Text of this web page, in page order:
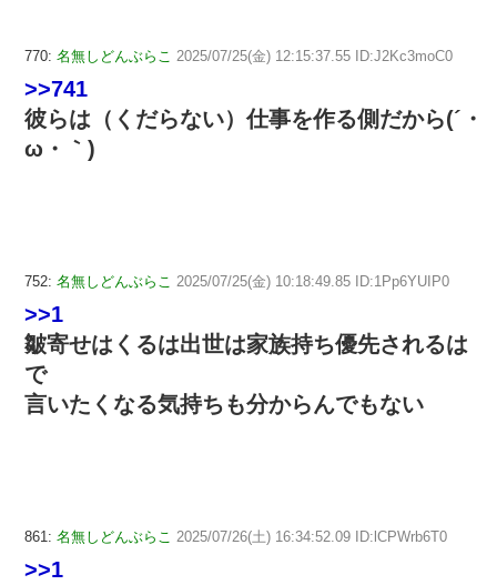
770: 名無しどんぶらこ 2025/07/25(金) 12:15:37.55 ID:J2Kc3moC0
>>741
彼らは（くだらない）仕事を作る側だから(´・
ω・｀)
752: 名無しどんぶらこ 2025/07/25(金) 10:18:49.85 ID:1Pp6YUIP0
>>1
皺寄せはくるは出世は家族持ち優先されるは
で
言いたくなる気持ちも分からんでもない
861: 名無しどんぶらこ 2025/07/26(土) 16:34:52.09 ID:lCPWrb6T0
>>1